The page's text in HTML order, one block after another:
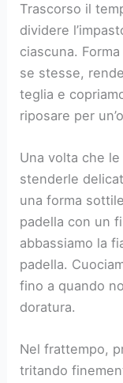
Trascorso il
dividere
ciascuna.
se stesse,
teglia e
riposare per
Una volta che
stenderle
una forma
padella con un
abbassiamo la
padella.
fino a quando
doratura.
Nel frattempo,
tritando